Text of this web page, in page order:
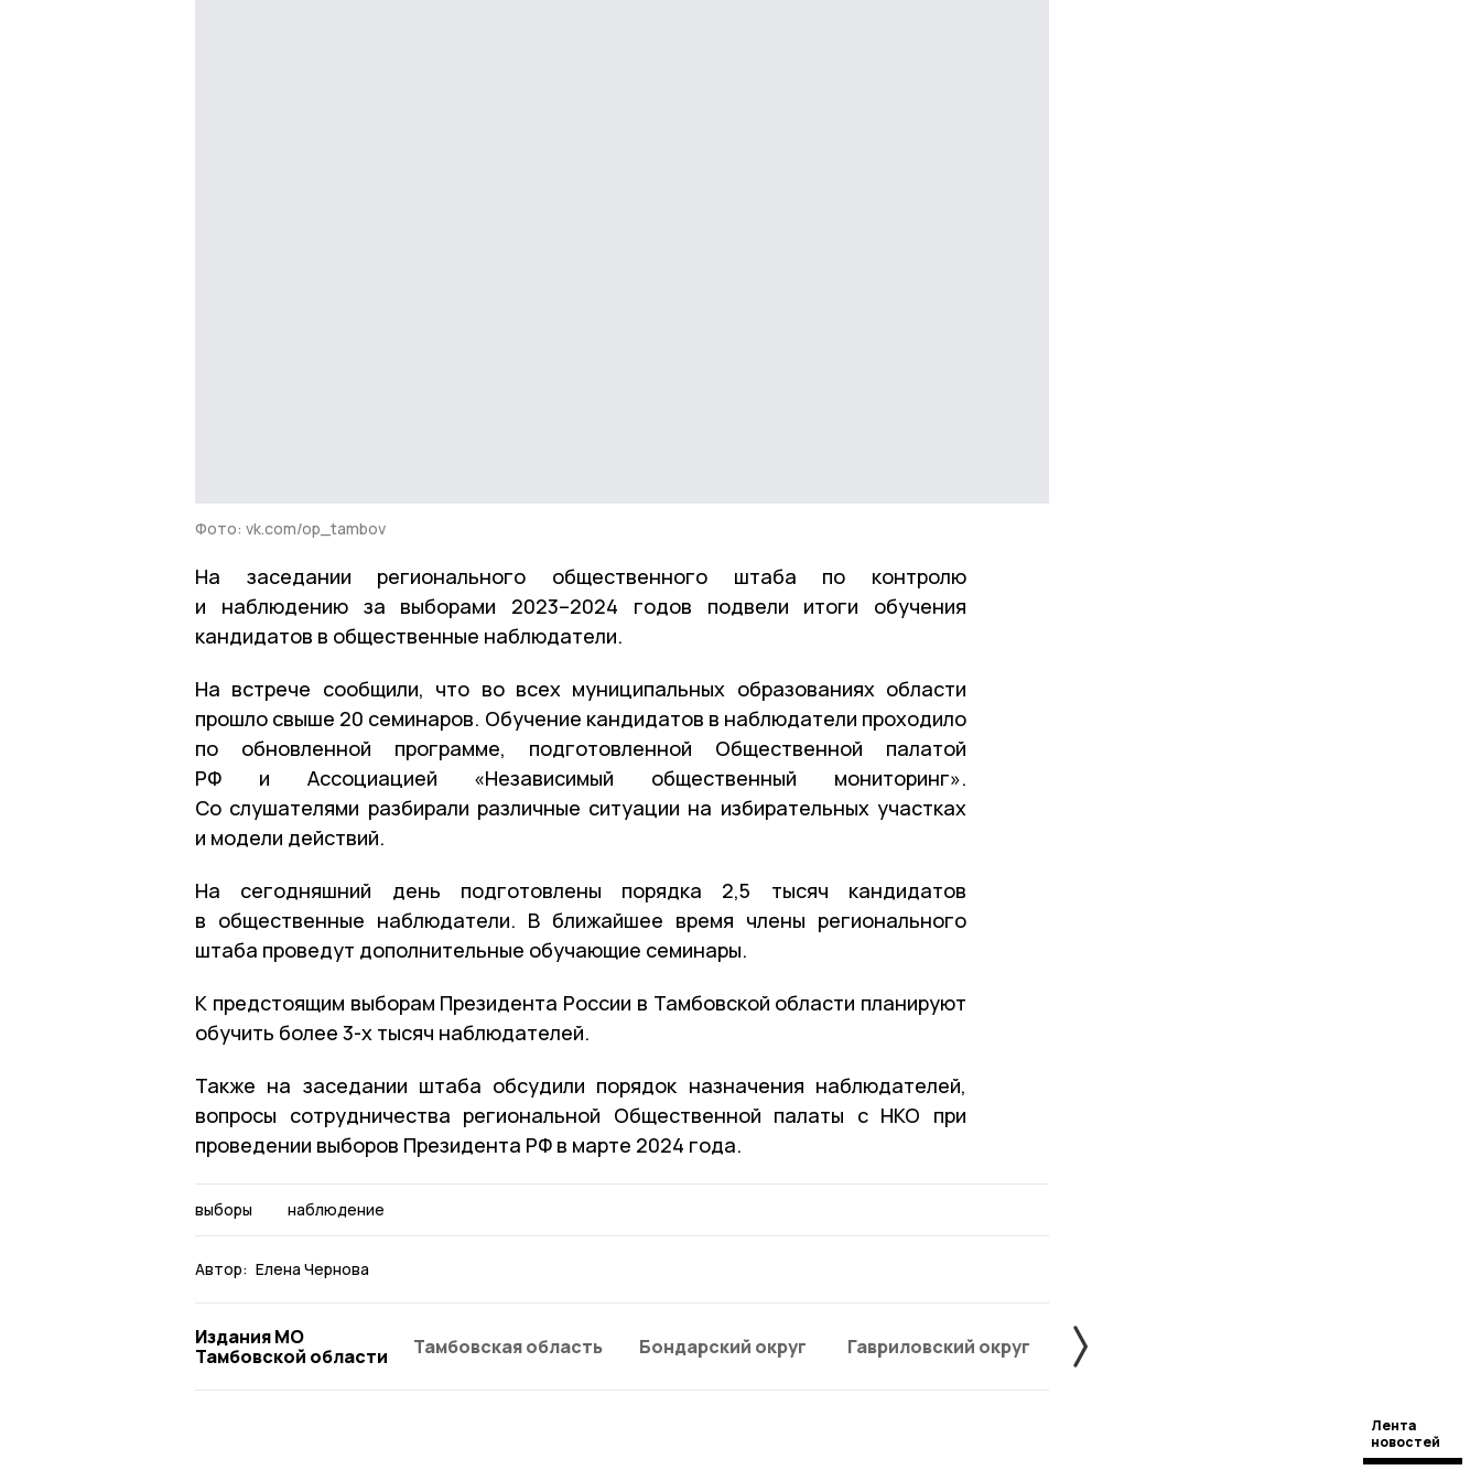
Лента
новостей
Фото: vk.com/op_tambov
На заседании регионального общественного штаба по контролю
и наблюдению за выборами 2023–2024 годов подвели итоги обучения
кандидатов в общественные наблюдатели.
На встрече сообщили, что во всех муниципальных образованиях области
прошло свыше 20 семинаров. Обучение кандидатов в наблюдатели проходило
по обновленной программе, подготовленной Общественной палатой
РФ и Ассоциацией «Независимый общественный мониторинг».
Со слушателями разбирали различные ситуации на избирательных участках
и модели действий.
На сегодняшний день подготовлены порядка 2,5 тысяч кандидатов
в общественные наблюдатели. В ближайшее время члены регионального
штаба проведут дополнительные обучающие семинары.
К предстоящим выборам Президента России в Тамбовской области планируют
обучить более 3-х тысяч наблюдателей.
Также на заседании штаба обсудили порядок назначения наблюдателей,
вопросы сотрудничества региональной Общественной палаты с НКО при
проведении выборов Президента РФ в марте 2024 года.
выборы наблюдение
Автор: Елена Чернова
Издания МО
Тамбовской области
Тамбовская область Бондарский округ Гавриловский округ Жердевский округ